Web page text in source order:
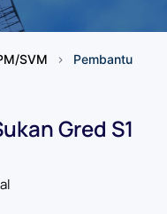
SVM
Pembantu
Gred S1